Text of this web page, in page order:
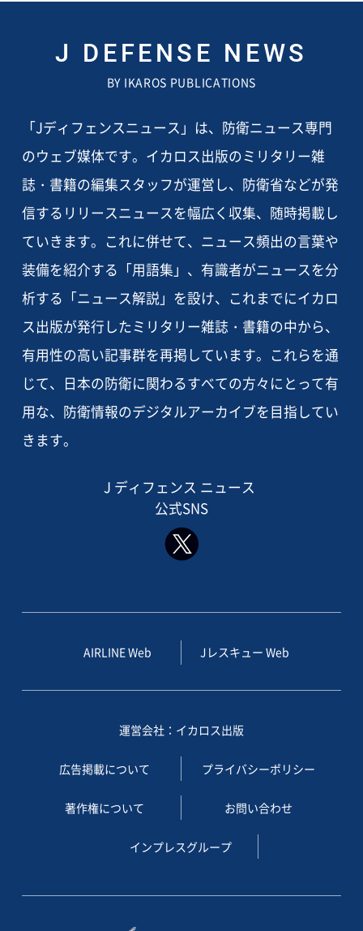
J DEFENSE NEWS
BY IKAROS PUBLICATIONS
「Jディフェンスニュース」は、防衛ニュース専門
のウェブ媒体です。イカロス出版のミリタリー雑
誌・書籍の編集スタッフが運営し、防衛省などが発
信するリリースニュースを幅広く収集、随時掲載し
ていきます。これに併せて、ニュース頻出の言葉や
装備を紹介する「用語集」、有識者がニュースを分
析する「ニュース解説」を設け、これまでにイカロ
ス出版が発行したミリタリー雑誌・書籍の中から、
有用性の高い記事群を再掲しています。これらを通
じて、日本の防衛に関わるすべての方々にとって有
用な、防衛情報のデジタルアーカイブを目指してい
きます。
J ディフェンス ニュース
公式SNS
AIRLINE Web Jレスキュー Web
運営会社：イカロス出版
広告掲載について プライバシーポリシー
著作権について お問い合わせ
インプレスグループ